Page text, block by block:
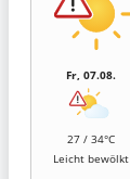
Fr, 07.08.
27 / 34°C
Leicht bewölkt